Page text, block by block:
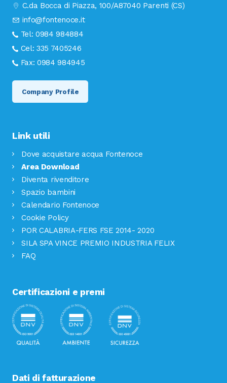
C.da Bocca di Piazza, 100/A87040 Parenti (CS)
info@fontenoce.it
Tel:0984 984884
Cel:335 7405246
Fax:0984 984945
Company Profile
Link utili
Dove acquistare acqua Fontenoce
Area Download
Diventa rivenditore
Spazio bambini
Calendario Fontenoce
Cookie Policy
POR CALABRIA-FERS FSE 2014- 2020
SILA SPA VINCE PREMIO INDUSTRIA FELIX
FAQ
Certificazioni e premi
Dati di fatturazione